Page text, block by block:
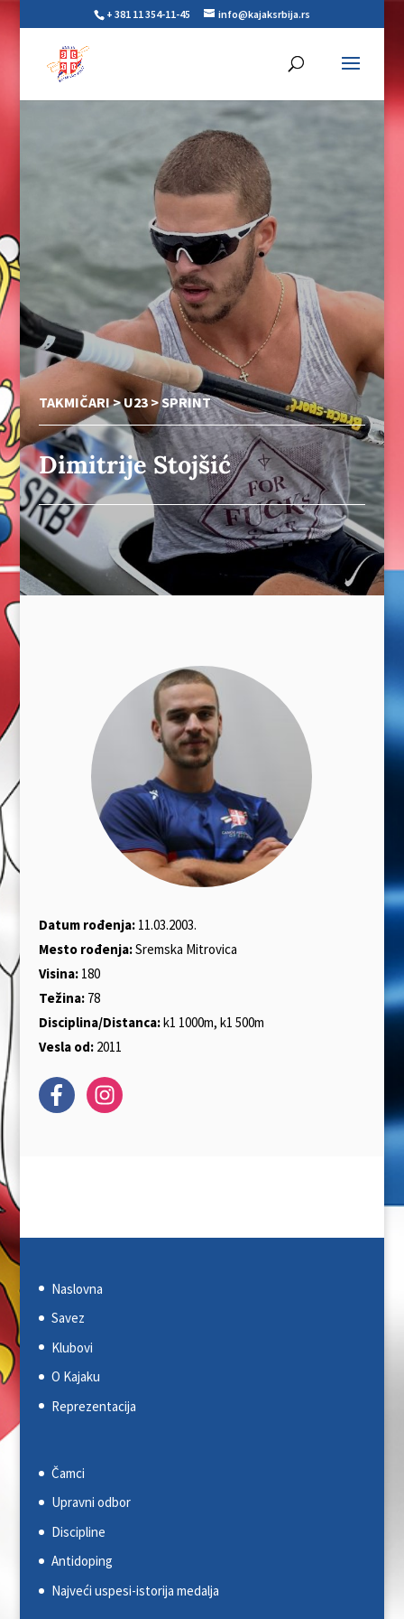
+ 381 11 354-11-45 info@kajaksrbija.rs
TAKMIČARI >U23>SPRINT
Dimitrije Stojšić
Datum rođenja:11.03.2003.
Mesto rođenja:Sremska Mitrovica
Visina:180
Težina:78
Disciplina/Distanca:k1 1000m, k1 500m
Vesla od:2011
Naslovna
Savez
Klubovi
O Kajaku
Reprezentacija
Čamci
Upravni odbor
Discipline
Antidoping
Najveći uspesi-istorija medalja